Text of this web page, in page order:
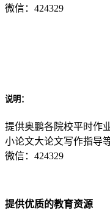
微信：424329
说明：
提供奥鹏各院校平时作
小论文大论文写作指导
微信：424329
提供优质的教育资源